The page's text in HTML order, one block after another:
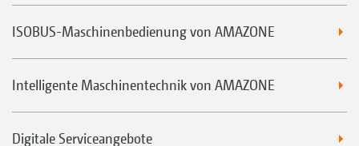
ISOBUS-Maschinenbedienung von AMAZONE
Intelligente Maschinentechnik von AMAZONE
Digitale Serviceangebote